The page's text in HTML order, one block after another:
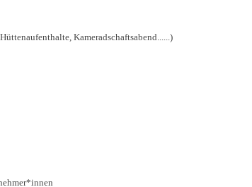
Kameradschaftsabend......)